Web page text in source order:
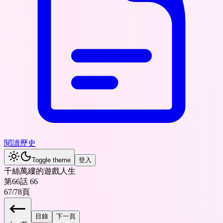
閱讀歷史
Toggle theme 登入
千絲萬縷的遊戲人生
第66話 66
67/78頁
目錄 下一頁